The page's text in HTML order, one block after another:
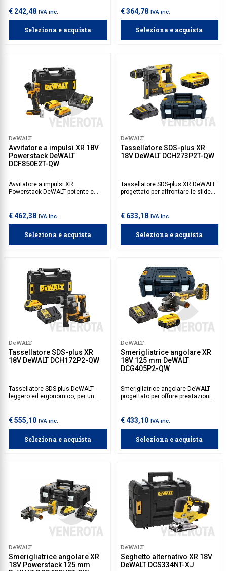
potenza ed efficienza per tagliare
e smerigliare metalli e materiali
design ergonomico e compatto
consente un uso prolungato e
€ 242,48 IVA inc.
Seleziona e acquista
€ 364,78 IVA inc.
Seleziona e acquista
DeWALT
Avvitatore a impulsi XR 18V
Powerstack DeWALT
DCF850E2T-QW
Avvitatore a impulsi XR
Powerstack DeWALT potente e
più impegnative, come lavori di
precisione.
€ 462,38 IVA inc.
Seleziona e acquista
DeWALT
Tassellatore SDS-plus XR
18V DeWALT DCH273P2T-QW
Tassellatore SDS-plus XR DeWALT
progettato per affrontare le sfide
motore senza spazzole
garantisce un'efficienza ottimale e
XR 18V, permettendo di lavorare
più a lungo senza interruzioni.
€ 633,18 IVA inc.
Seleziona e acquista
DeWALT
Tassellatore SDS-plus XR
18V DeWALT DCH172P2-QW
Tassellatore SDS-plus DeWALT
leggero ed ergonomico, per un
funzionamento.
€ 555,10 IVA inc.
Seleziona e acquista
DeWALT
Smerigliatrice angolare XR
18V 125 mm DeWALT
DCG405P2-QW
Smerigliatrice angolare DeWALT
progettato per offrire prestazioni
potenza ed efficienza per tagliare
e smerigliare metalli e materiali
design ergonomico e compatto
consente un uso prolungato e
€ 433,10 IVA inc.
Seleziona e acquista
DeWALT
Smerigliatrice angolare XR
18V Powerstack 125 mm
DeWALT
Seghetto alternativo XR 18V
DeWALT DCS334NT-XJ